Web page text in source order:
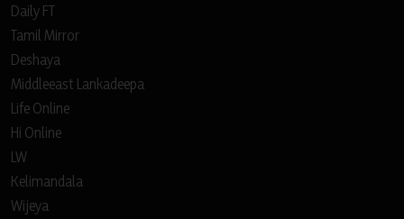
Daily FT
Tamil Mirror
Deshaya
Middleeast Lankadeepa
Life Online
Hi Online
LW
Kelimandala
Wijeya